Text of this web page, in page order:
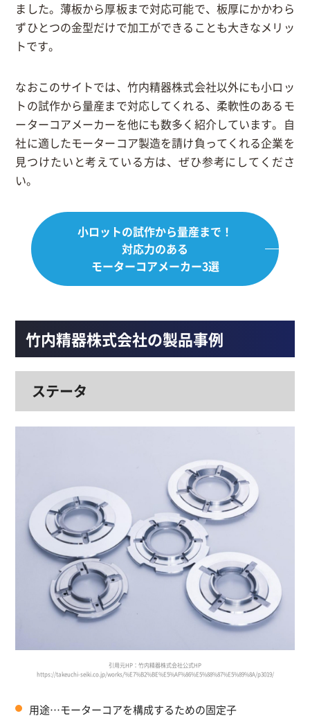
ました。薄板から厚板まで対応可能で、板厚にかかわら
ずひとつの金型だけで加工ができることも大きなメリッ
トです。
なおこのサイトでは、竹内精器株式会社以外にも小ロッ
トの試作から量産まで対応してくれる、柔軟性のあるモ
ーターコアメーカーを他にも数多く紹介しています。自
社に適したモーターコア製造を請け負ってくれる企業を
見つけたいと考えている方は、ぜひ参考にしてくださ
い。
小ロットの試作から量産まで！
対応力のある
モーターコアメーカー3選
竹内精器株式会社の製品事例
ステータ
引用元HP：竹内精器株式会社公式HP
https://takeuchi-seiki.co.jp/works/%E7%B2%BE%E5%AF%86%E5%88%87%E5%89%8A/p3019/
用途…モーターコアを構成するための固定子